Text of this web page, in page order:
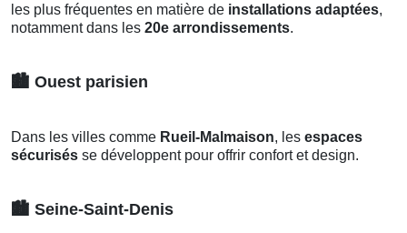
les plus fréquentes en matière de installations adaptées,
notamment dans les 20e arrondissements.
🏙️ Ouest parisien
Dans les villes comme Rueil-Malmaison, les espaces
sécurisés se développent pour offrir confort et design.
🏙️ Seine-Saint-Denis